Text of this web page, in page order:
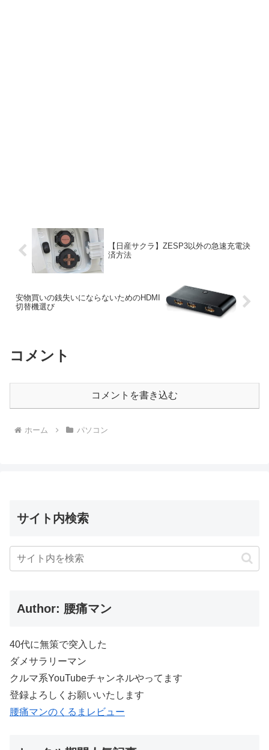
【日産サクラ】ZESP3以外の急速充電決
済方法
安物買いの銭失いにならないためのHDMI
切替機選び
コメント
コメントを書き込む
ホーム パソコン
サイト内検索
Author: 腰痛マン
40代に無策で突入した
ダメサラリーマン
クルマ系YouTubeチャンネルやってます
登録よろしくお願いいたします
腰痛マンのくるまレビュー